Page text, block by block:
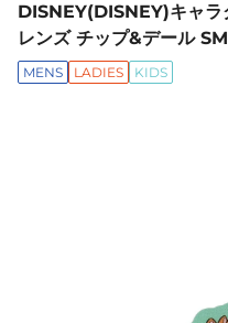
DISNEY(DISNEY)キャラ
レンズ チップ&デール
MENS LADIES KIDS